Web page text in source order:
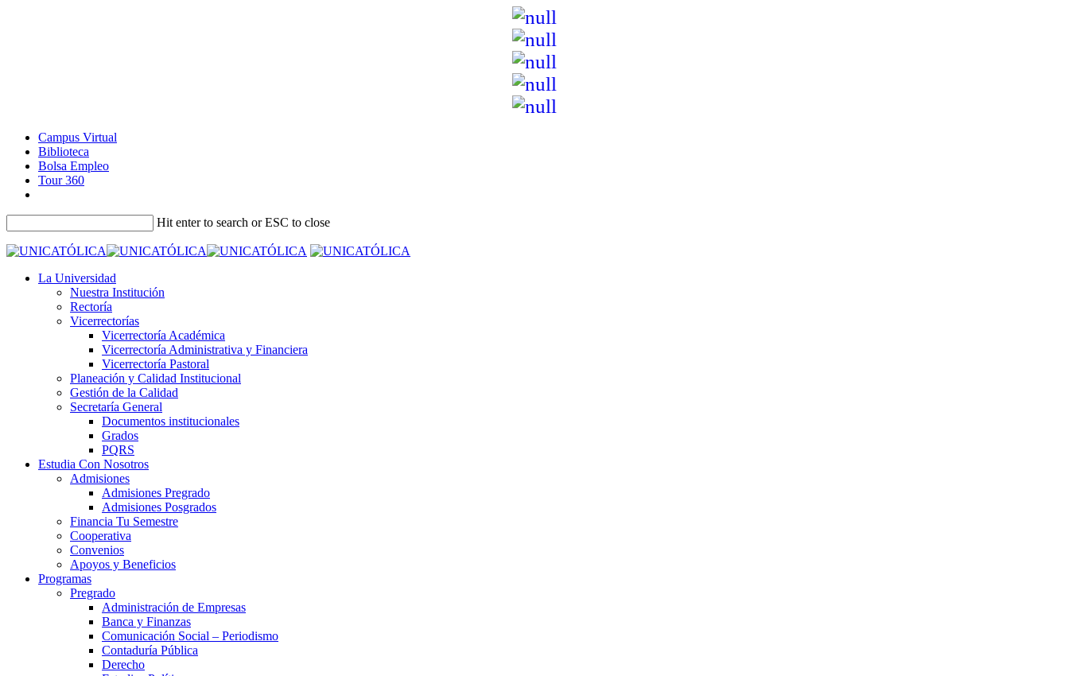
Campus Virtual
Biblioteca
Bolsa Empleo
Tour 360
Hit enter to search or ESC to close
La Universidad
Nuestra Institución
Rectoría
Vicerrectorías
Vicerrectoría Académica
Vicerrectoría Administrativa y Financiera
Vicerrectoría Pastoral
Planeación y Calidad Institucional
Gestión de la Calidad
Secretaría General
Documentos institucionales
Grados
PQRS
Estudia Con Nosotros
Admisiones
Admisiones Pregrado
Admisiones Posgrados
Financia Tu Semestre
Cooperativa
Convenios
Apoyos y Beneficios
Programas
Pregrado
Administración de Empresas
Banca y Finanzas
Comunicación Social – Periodismo
Contaduría Pública
Derecho